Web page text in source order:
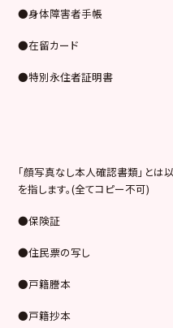
●身体障害者手帳
●在留カード
●特別永住者証明書
「顔写真なし本人確認書類」と
を指します。(全てコピー不可)
●保険証
●住民票の写し
●戸籍謄本
●戸籍抄本